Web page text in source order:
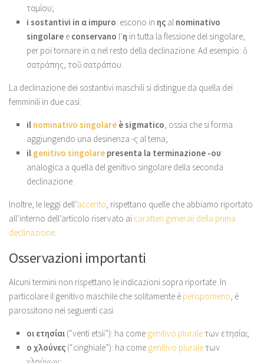
ταμίου;
i sostantivi in α impuro: escono in ης al nominativo
singolare e conservano l’η in tutta la flessione del singolare,
per poi tornare in α nel resto della declinazione. Ad esempio: ὁ
σατράπης, τοῦ σατράπου.
La declinazione dei sostantivi maschili si distingue da quella dei
femminili in due casi:
il nominativo singolare è sigmatico , ossia che si forma
aggiungendo una desinenza -ς al tema;
il genitivo singolare presenta la terminazione -ου:
analogica a quella del genitivo singolare della seconda
declinazione.
Inoltre, le leggi dell’accento , rispettano quelle che abbiamo riportato
all’interno dell’articolo riservato ai caratteri generali della prima
declinazione
Osservazioni importanti
Alcuni termini non rispettano le indicazioni sopra riportate. In
particolare il genitivo maschile che solitamente è perispomeno , è
parossitono nei seguenti casi:
οι ετησίαι (“venti etsii”): ha come genitivo pluraleτων ετησίαι;
ο χλούνες (“cinghiale”): ha come genitivo pluraleτων